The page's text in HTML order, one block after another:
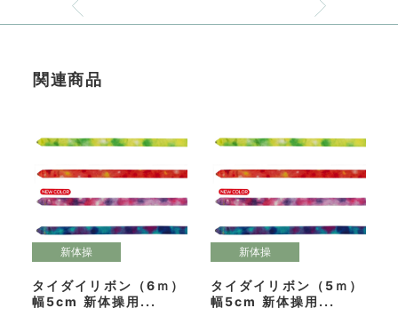
関連商品
新体操
タイダイリボン（6ｍ）
幅5cm 新体操用...
新体操
タイダイリボン（5ｍ）
幅5cm 新体操用...